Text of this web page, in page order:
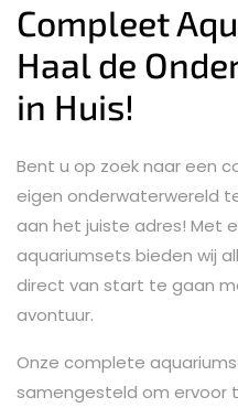
Compleet
Haal de
in Huis!
Bent u op zoek naar een
eigen onderwaterwereld
aan het juiste adres! Met
aquariumsets bieden wij
direct van start te gaan
avontuur.
Onze complete
samengesteld om ervoor